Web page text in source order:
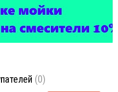
(0)